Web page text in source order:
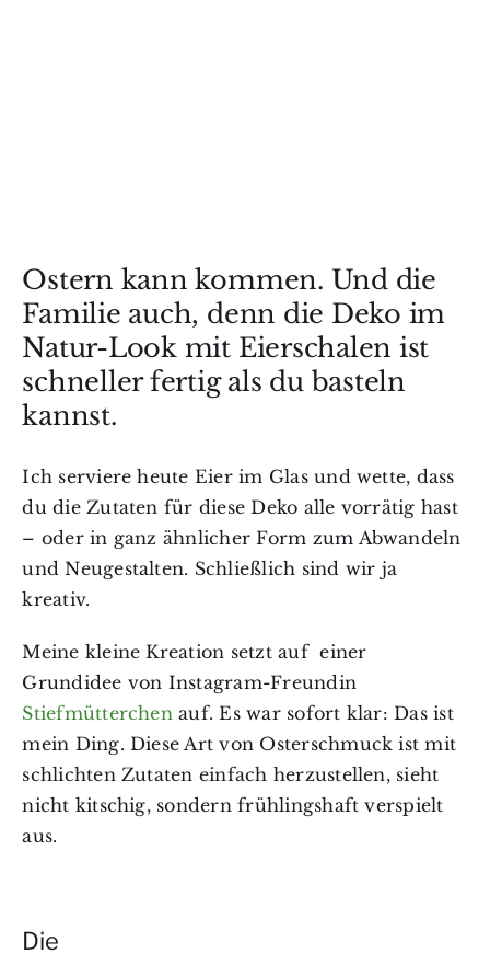
Ostern kann kommen. Und die
Familie auch, denn die Deko im
Natur-Look mit Eierschalen ist
schneller fertig als du basteln
kannst.
Ich serviere heute Eier im Glas und wette, dass
du die Zutaten für diese Deko alle vorrätig hast
– oder in ganz ähnlicher Form zum Abwandeln
und Neugestalten. Schließlich sind wir ja
kreativ.
Meine kleine Kreation setzt auf einer
Grundidee von Instagram-Freundin
Stiefmütterchenauf. Es war sofort klar: Das ist
mein Ding. Diese Art von Osterschmuck ist mit
schlichten Zutaten einfach herzustellen, sieht
nicht kitschig, sondern frühlingshaft verspielt
aus.
Die